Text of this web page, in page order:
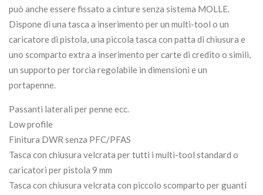
può anche essere fissato a cinture senza sistema MOLLE.
Dispone di una tasca a inserimento per un multi-tool o un
caricatore di pistola, una piccola tasca con patta di chiusura e
uno scomparto extra a inserimento per carte di credito o simili,
un supporto per torcia regolabile in dimensioni e un
portapenne.
Passanti laterali per penne ecc.
Low profile
Finitura DWR senza PFC/PFAS
Tasca con chiusura velcrata per tutti i multi-tool standard o
caricatori per pistola 9 mm
Tasca con chiusura velcrata con piccolo scomparto per guanti